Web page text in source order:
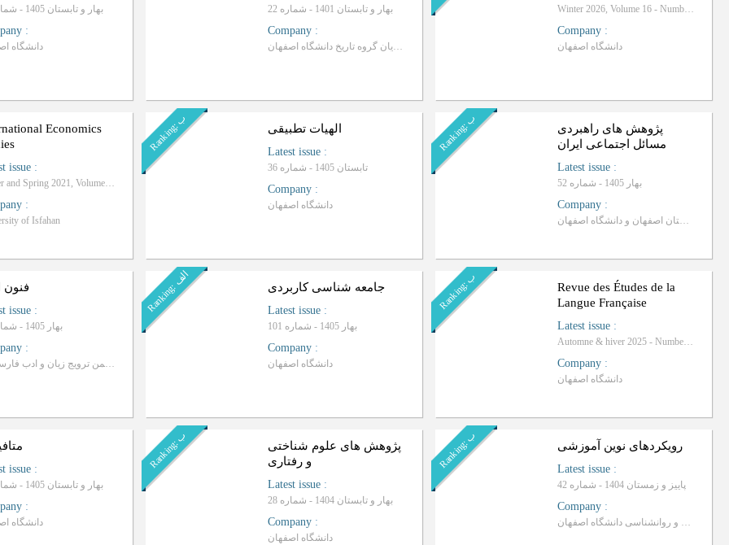
بهار و تابستان 1405 - شماره 34
:
دانشگاه
بهار و تابستان 1401 - شماره 22
Company :
انجمن علمی دانشجویان گروه تاریخ دانشگاه اصفهان
Winter 2026, Volume 16 - Number 43
Company :
دانشگاه اصفهان
Economics
issue :
Winter and Spring 2021, Volume 51 - Number 1
:
of Isfahan
R
a
n
k
i
n
g
:ب
الهیات تطبیقی
Latest issue :
تابستان 1405 - شماره 36
Company :
دانشگاه اصفهان
R
a
n
k
i
n
g
:ب
پژوهش های راهبردی
مسائل اجتماعی ایران
Latest issue :
بهار 1405 - شماره 52
Company :
فرماندهی انتظامی استان اصفهان و دانشگاه اصفهان
فنون
issue :
بهار 1405 - شماره 54
:
معاونت تحقیقات و فناوری دانشگاه اصفهان با همکاری انجمن ترویج زیان و ادب فارسی ای
R
a
n
k
i
n
g
:
ا
ل
ف جامعه شناسی کاربردی
Latest issue :
بهار 1405 - شماره 101
Company :
دانشگاه اصفهان
R
a
n
k
i
n
g
:ب
Revue des Études de la
Langue Française
Latest issue :
Automne & hiver 2025 - Number 33
Company :
دانشگاه اصفهان
issue :
بهار و تابستان 1405 - شماره 41
:
دانشگاه
R
a
n
k
i
n
g
:ب
پژوهش های علوم شناختی
و رفتاری
Latest issue :
بهار و تابستان 1404 - شماره 28
Company :
دانشگاه اصفهان
R
a
n
k
i
n
g
:ب
رویکردهای نوین آموزشی
Latest issue :
پاییز و زمستان 1404 - شماره 42
Company :
دانشگاه علوم تربیتی و روانشناسی دانشگاه اصفهان